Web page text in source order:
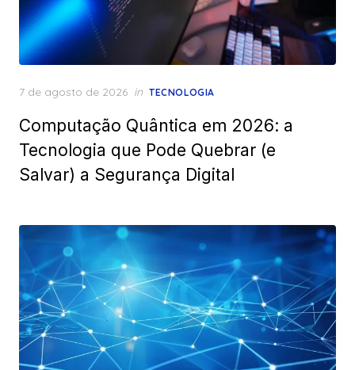
Posted
7 de agosto de 2026 in TECNOLOGIA
Computação Quântica em 2026: a
Tecnologia que Pode Quebrar (e
Salvar) a Segurança Digital